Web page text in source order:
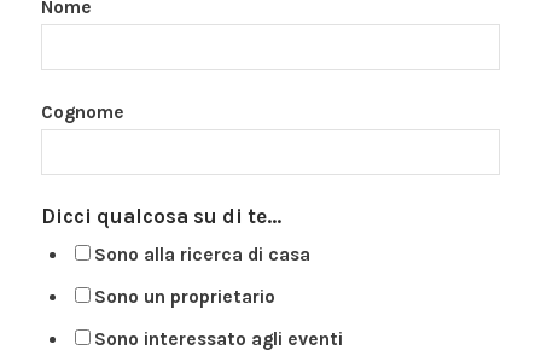
Nome
Cognome
Dicci qualcosa su di te...
Sono alla ricerca di casa
Sono un proprietario
Sono interessato agli eventi